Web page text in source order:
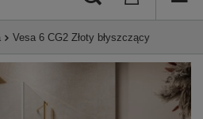
Vesa 6 CG2 Złoty błyszczący